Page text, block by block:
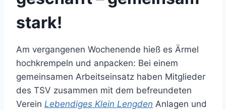
stark!
Am vergangenen Wochenende hieß es Ärmel
hochkrempeln und anpacken: Bei einem
gemeinsamen Arbeitseinsatz haben Mitglieder
des TSV zusammen mit dem befreundeten
Verein Lebendiges Klein Lengden Anlagen und